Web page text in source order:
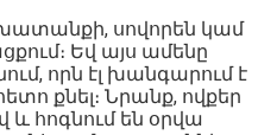
սովորեն կամ
Եվ այս ամենը
որն էլ խանգարում է
քնել։ Նրանք, ովքեր
և հոգնում են օրվա